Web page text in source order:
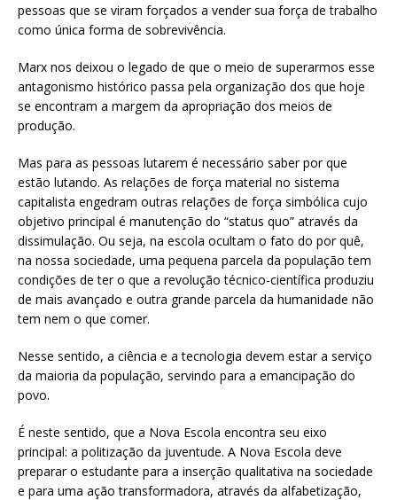
pessoas que se viram forçados a vender sua força de trabalho
como única forma de sobrevivência.
Marx nos deixou o legado de que o meio de superarmos esse
antagonismo histórico passa pela organização dos que hoje
se encontram a margem da apropriação dos meios de
produção.
Mas para as pessoas lutarem é necessário saber por que
estão lutando. As relações de força material no sistema
capitalista engedram outras relações de força simbólica cujo
objetivo principal é manutenção do “status quo” através da
dissimulação. Ou seja, na escola ocultam o fato do por quê,
na nossa sociedade, uma pequena parcela da população tem
condições de ter o que a revolução técnico-científica produziu
de mais avançado e outra grande parcela da humanidade não
tem nem o que comer.
Nesse sentido, a ciência e a tecnologia devem estar a serviço
da maioria da população, servindo para a emancipação do
povo.
É neste sentido, que a Nova Escola encontra seu eixo
principal: a politização da juventude. A Nova Escola deve
preparar o estudante para a inserção qualitativa na sociedade
e para uma ação transformadora, através da alfabetização,